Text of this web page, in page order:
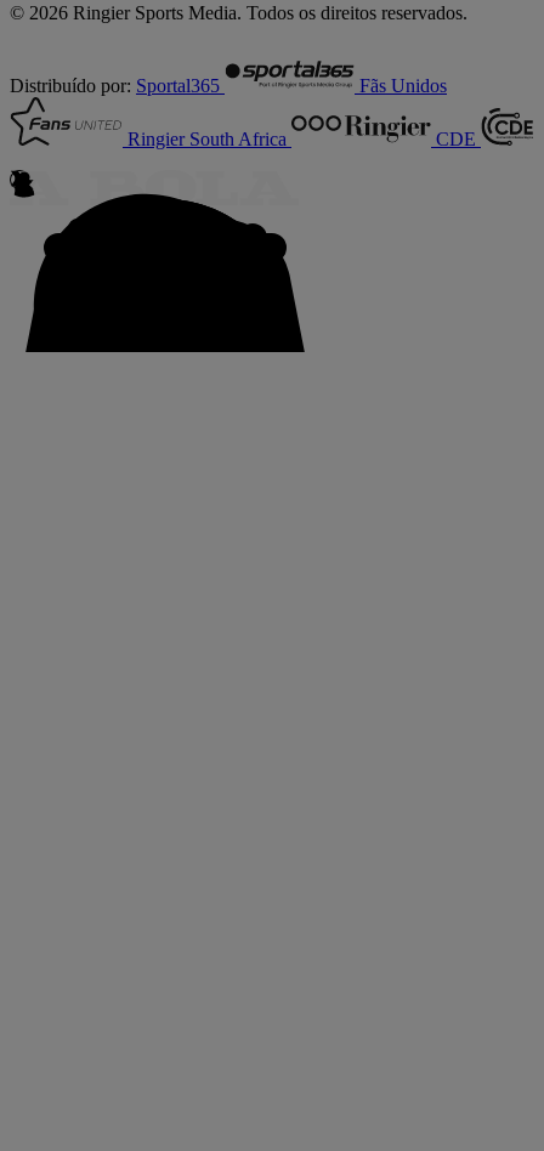
© 2026 Ringier Sports Media. Todos os direitos reservados.
Distribuído por: Sportal365 Fãs Unidos
Ringier South Africa CDE